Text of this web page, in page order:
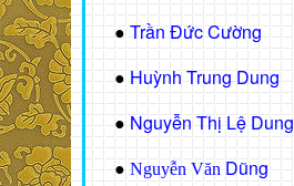
● Trần Đức Cường
● Huỳnh Trung Dung
● Nguyễn Thị Lệ Dung
● Nguyễn Văn Dũng